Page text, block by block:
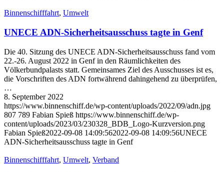
Binnenschifffahrt, Umwelt
UNECE ADN-Sicherheitsausschuss tagte in Genf
Die 40. Sitzung des UNECE ADN-Sicherheitsausschuss fand vom
22.-26. August 2022 in Genf in den Räumlichkeiten des
Völkerbundpalasts statt. Gemeinsames Ziel des Ausschusses ist es,
die Vorschriften des ADN fortwährend dahingehend zu überprüfen,
…
8. September 2022
https://www.binnenschiff.de/wp-content/uploads/2022/09/adn.jpg
807 789 Fabian Spieß https://www.binnenschiff.de/wp-
content/uploads/2023/03/230328_BDB_Logo-Kurzversion.png
Fabian Spieß2022-09-08 14:09:562022-09-08 14:09:56UNECE
ADN-Sicherheitsausschuss tagte in Genf
Binnenschifffahrt, Umwelt, Verband